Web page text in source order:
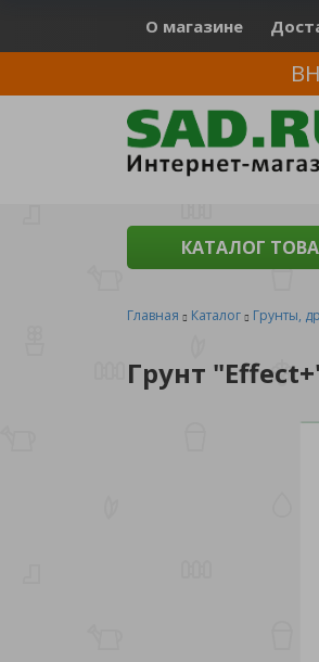
О магазине
КАТАЛОГ
Главная Каталог Грунты,
Грунт